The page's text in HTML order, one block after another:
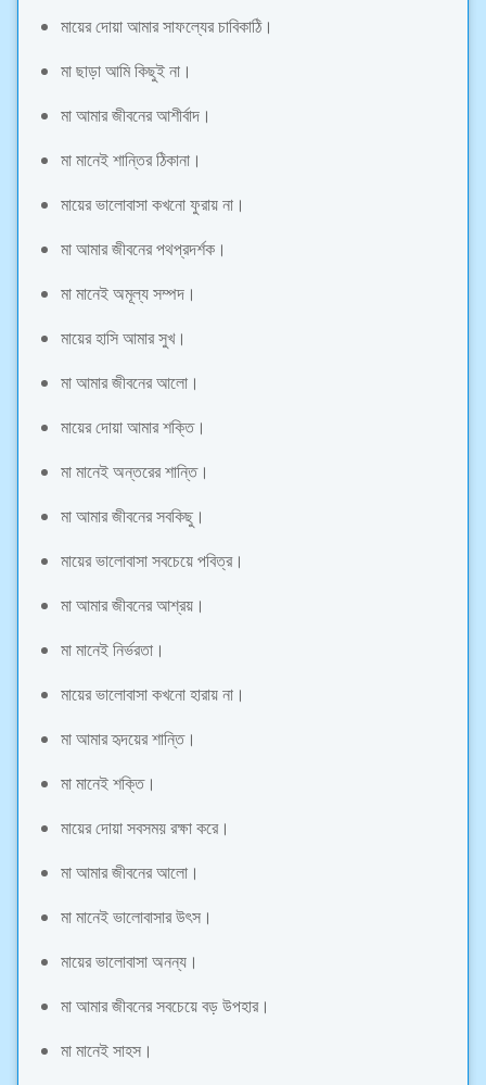
মায়ের দোয়া আমার সাফল্যের চাবিকাঠি।
মা ছাড়া আমি কিছুই না।
মা আমার জীবনের আশীর্বাদ।
মা মানেই শান্তির ঠিকানা।
মায়ের ভালোবাসা কখনো ফুরায় না।
মা আমার জীবনের পথপ্রদর্শক।
মা মানেই অমূল্য সম্পদ।
মায়ের হাসি আমার সুখ।
মা আমার জীবনের আলো।
মায়ের দোয়া আমার শক্তি।
মা মানেই অন্তরের শান্তি।
মা আমার জীবনের সবকিছু।
মায়ের ভালোবাসা সবচেয়ে পবিত্র।
মা আমার জীবনের আশ্রয়।
মা মানেই নির্ভরতা।
মায়ের ভালোবাসা কখনো হারায় না।
মা আমার হৃদয়ের শান্তি।
মা মানেই শক্তি।
মায়ের দোয়া সবসময় রক্ষা করে।
মা আমার জীবনের আলো।
মা মানেই ভালোবাসার উৎস।
মায়ের ভালোবাসা অনন্য।
মা আমার জীবনের সবচেয়ে বড় উপহার।
মা মানেই সাহস।